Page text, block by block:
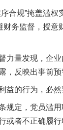
规”掩盖滥权
务监督，授意
量发现，企业
反映出事前预
的行为，必然
定，党员滥用
或者不正确履